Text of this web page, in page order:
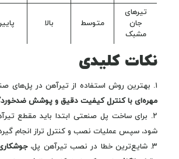
تیرهای
جان
مشبک
متوسط بالا
نکات کلیدی
۱. بهترین روش استفاده از تیرآهن در پل‌های صنعتی،
مهره‌ای با کنترل کیفیت دقیق و پوشش
۲. برای ساخت پل صنعتی ابتدا باید مقطع
شود، سپس عملیات نصب و کنترل تراز انجام
۳. شایع‌ترین خطا در نصب تیرآهن پل،